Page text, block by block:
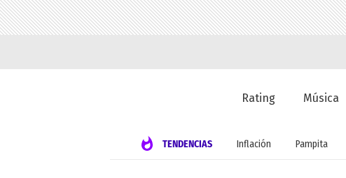
Rating Música
TENDENCIAS Inflación Pampita